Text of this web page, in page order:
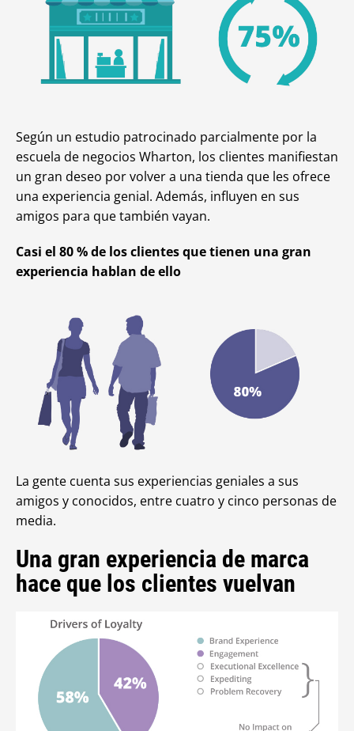
Según un estudio patrocinado parcialmente por la
escuela de negocios Wharton, los clientes manifiestan
un gran deseo por volver a una tienda que les ofrece
una experiencia genial. Además, influyen en sus
amigos para que también vayan.
Casi el 80 % de los clientes que tienen una gran
experiencia hablan de ello
La gente cuenta sus experiencias geniales a sus
amigos y conocidos, entre cuatro y cinco personas de
media.
Una gran experiencia de marca
hace que los clientes vuelvan